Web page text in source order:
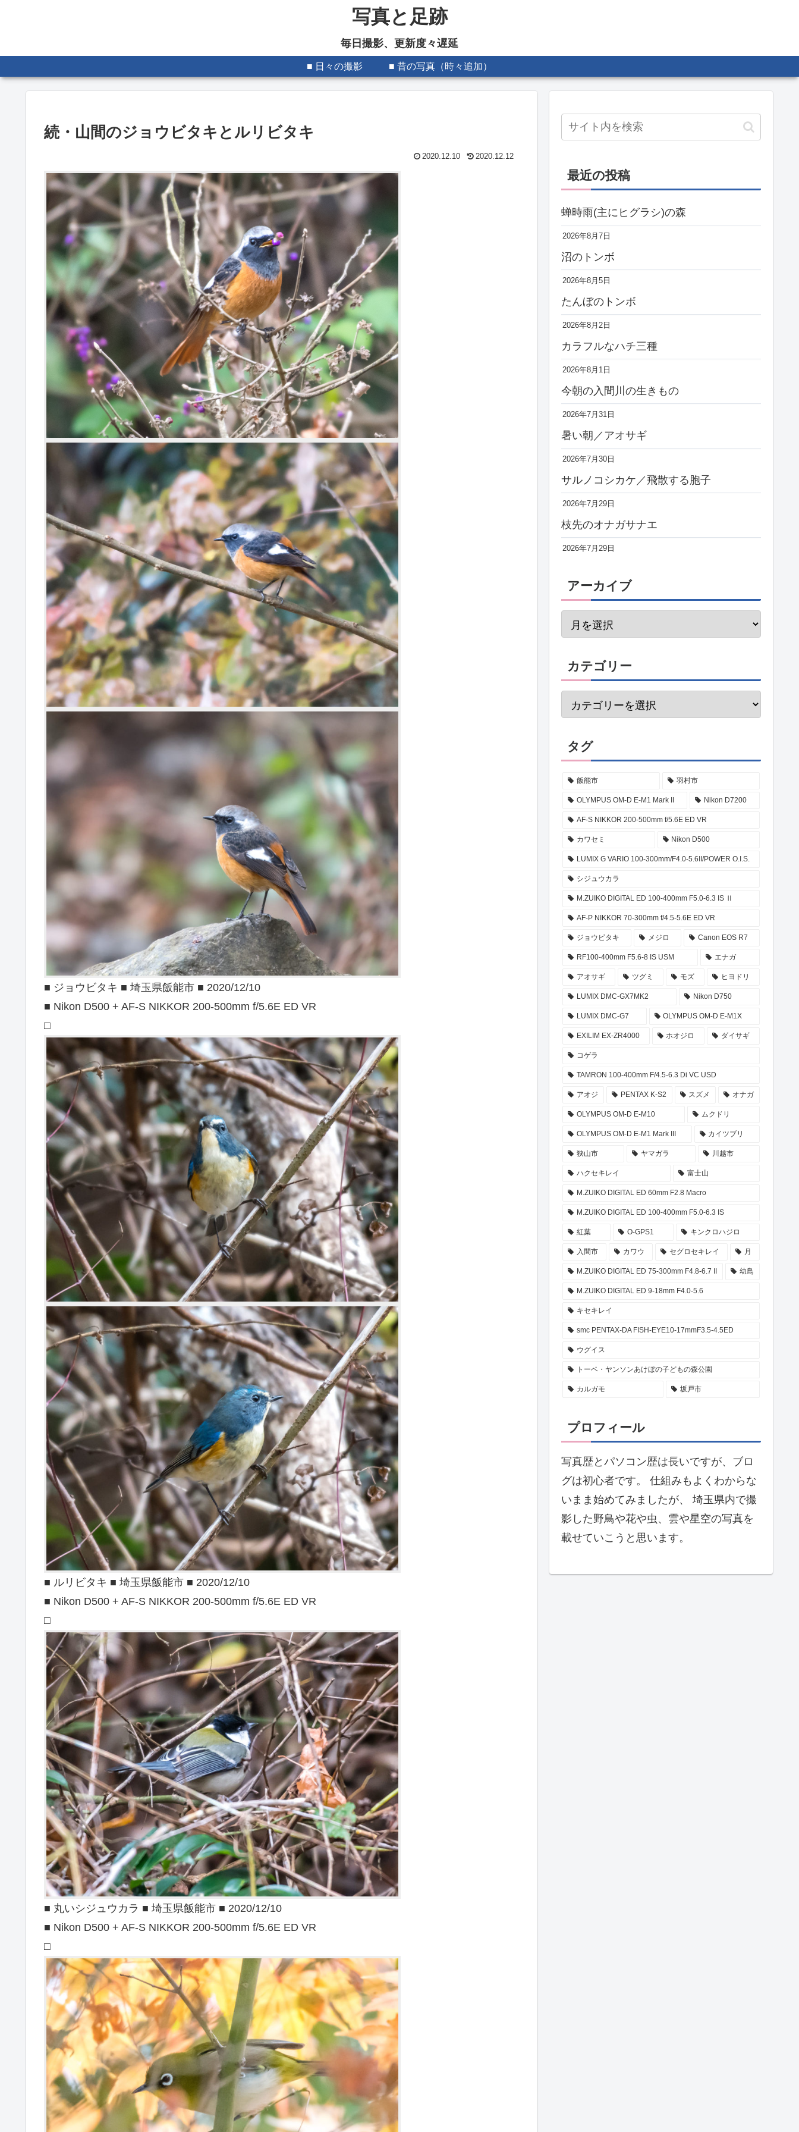
写真と足跡
毎日撮影、更新度々遅延
■ 日々の撮影 ■ 昔の写真（時々追加）
続・山間のジョウビタキとルリビタキ
2020.12.10 2020.12.12
■ ジョウビタキ ■ 埼玉県飯能市 ■ 2020/12/10
■ Nikon D500 + AF-S NIKKOR 200-500mm f/5.6E ED VR
□
■ ルリビタキ ■ 埼玉県飯能市 ■ 2020/12/10
■ Nikon D500 + AF-S NIKKOR 200-500mm f/5.6E ED VR
□
■ 丸いシジュウカラ ■ 埼玉県飯能市 ■ 2020/12/10
■ Nikon D500 + AF-S NIKKOR 200-500mm f/5.6E ED VR
□
最近の投稿
蝉時雨(主にヒグラシ)の森
2026年8月7日
沼のトンボ
2026年8月5日
たんぼのトンボ
2026年8月2日
カラフルなハチ三種
2026年8月1日
今朝の入間川の生きもの
2026年7月31日
暑い朝／アオサギ
2026年7月30日
サルノコシカケ／飛散する胞子
2026年7月29日
枝先のオナガサナエ
2026年7月29日
アーカイブ
カテゴリー
タグ
飯能市 羽村市
OLYMPUS OM-D E-M1 Mark II Nikon D7200
AF-S NIKKOR 200-500mm f/5.6E ED VR
カワセミ Nikon D500
LUMIX G VARIO 100-300mm/F4.0-5.6II/POWER O.I.S.
シジュウカラ
M.ZUIKO DIGITAL ED 100-400mm F5.0-6.3 IS Ⅱ
AF-P NIKKOR 70-300mm f/4.5-5.6E ED VR
ジョウビタキ メジロ Canon EOS R7
RF100-400mm F5.6-8 IS USM エナガ
アオサギ ツグミ モズ ヒヨドリ
LUMIX DMC-GX7MK2 Nikon D750
LUMIX DMC-G7 OLYMPUS OM-D E-M1X
EXILIM EX-ZR4000 ホオジロ ダイサギ
コゲラ
TAMRON 100-400mm F/4.5-6.3 Di VC USD
アオジ PENTAX K-S2 スズメ オナガ
OLYMPUS OM-D E-M10 ムクドリ
OLYMPUS OM-D E-M1 Mark III カイツブリ
狭山市 ヤマガラ 川越市
ハクセキレイ 富士山
M.ZUIKO DIGITAL ED 60mm F2.8 Macro
M.ZUIKO DIGITAL ED 100-400mm F5.0-6.3 IS
紅葉 O-GPS1 キンクロハジロ
入間市 カワウ セグロセキレイ 月
M.ZUIKO DIGITAL ED 75-300mm F4.8-6.7 II 幼鳥
M.ZUIKO DIGITAL ED 9-18mm F4.0-5.6
キセキレイ
smc PENTAX-DA FISH-EYE10-17mmF3.5-4.5ED
ウグイス
トーベ・ヤンソンあけぼの子どもの森公園
カルガモ 坂戸市
プロフィール
写真歴とパソコン歴は長いですが、ブロ
グは初心者です。 仕組みもよくわからな
いまま始めてみましたが、 埼玉県内で撮
影した野鳥や花や虫、雲や星空の写真を
載せていこうと思います。